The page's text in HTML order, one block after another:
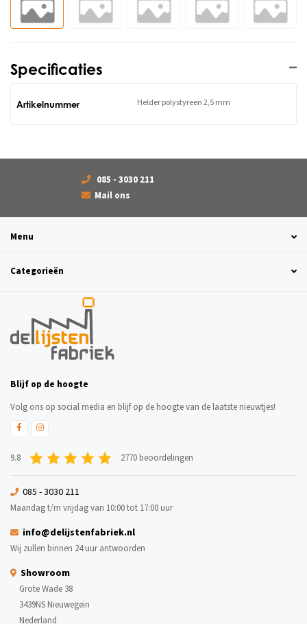
Specificaties
Artikelnummer Helder polystyreen 2,5 mm
085 - 3030 211
Mail ons
Menu
Categorieën
Blijf op de hoogte
Volg ons op social media en blijf op de hoogte van de laatste nieuwtjes!
9.8 2770 beoordelingen
085 - 3030 211
Maandag t/m vrijdag van 10:00 tot 17:00 uur
info@delijstenfabriek.nl
Wij zullen binnen 24 uur antwoorden
Showroom
Grote Wade 38
3439NS Nieuwegein
Nederland